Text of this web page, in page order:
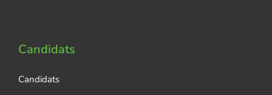
Candidats
Candidats